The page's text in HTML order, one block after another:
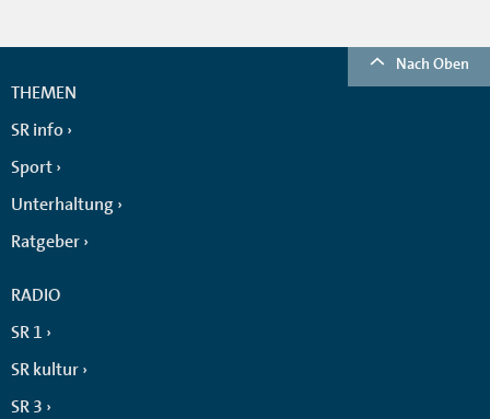
Nach Oben
THEMEN
SR info
Sport
Unterhaltung
Ratgeber
RADIO
SR 1
SR kultur
SR 3